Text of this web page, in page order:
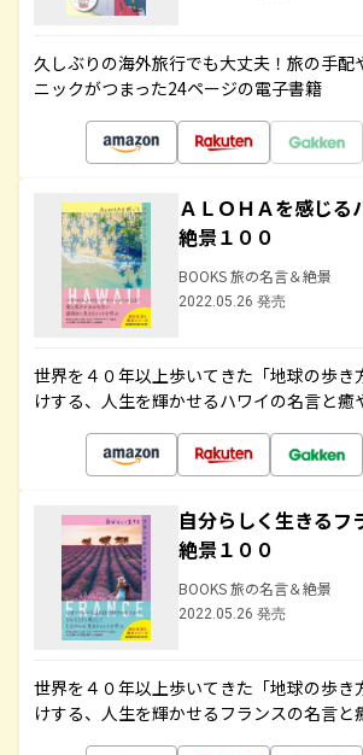
久しぶりの海外旅行でも大丈夫！旅の手配
ニックがつまった24ページの電子書籍
ＡＬＯＨＡを感じる
絶景１００
BOOKS 旅の名言＆絶景
2022.05.26 発売
世界を４０年以上歩いてきた「地球の歩き
けする、人生を輝かせるハワイの名言と癒
自分らしく生きるフ
絶景１００
BOOKS 旅の名言＆絶景
2022.05.26 発売
世界を４０年以上歩いてきた「地球の歩き
けする、人生を輝かせるフランスの名言と